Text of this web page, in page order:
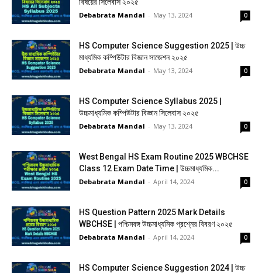
Debabrata Mandal - May 13, 2024 0
HS Computer Science Suggestion 2025 | উচ্চ
মাধ্যমিক কম্পিউটার বিজ্ঞান সাজেশন ২০২৫
Debabrata Mandal - May 13, 2024 0
HS Computer Science Syllabus 2025 |
উচ্চমাধ্যমিক কম্পিউটার বিজ্ঞান সিলেবাস ২০২৫
Debabrata Mandal - May 13, 2024 0
West Bengal HS Exam Routine 2025 WBCHSE
Class 12 Exam Date Time | উচ্চমাধ্যমিক...
Debabrata Mandal - April 14, 2024 0
HS Question Pattern 2025 Mark Details
WBCHSE | পশ্চিমবঙ্গ উচ্চমাধ্যমিক প্রশ্নের বিবরণ ২০২৫
Debabrata Mandal - April 14, 2024 0
HS Computer Science Suggestion 2024 | উচ্চ